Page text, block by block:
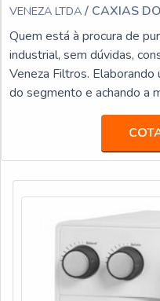
VENEZA LTDA / CAXIAS
Quem está à procura de
industrial, sem dúvidas,
Veneza Filtros. Elaborando
do segmento e achando a
benefício.ALGUNS
AGUA ELETRICO
purificador de agua
bebedouro de pr...